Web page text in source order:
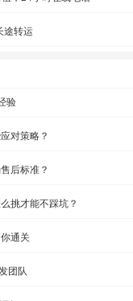
途转运
验
对策略？
后标准？
挑才能不踩坑？
通关
团队